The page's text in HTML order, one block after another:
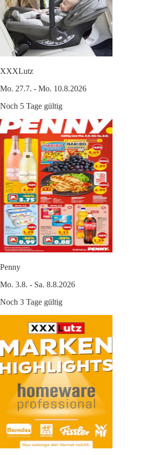
XXXLutz
Mo. 27.7. - Mo. 10.8.2026
Noch 5 Tage gültig
Penny
Mo. 3.8. - Sa. 8.8.2026
Noch 3 Tage gültig